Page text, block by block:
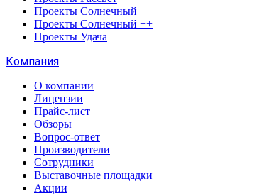
Проекты Солнечный
Проекты Солнечный ++
Проекты Удача
Компания
О компании
Лицензии
Прайс-лист
Обзоры
Вопрос-ответ
Производители
Сотрудники
Выставочные площадки
Акции